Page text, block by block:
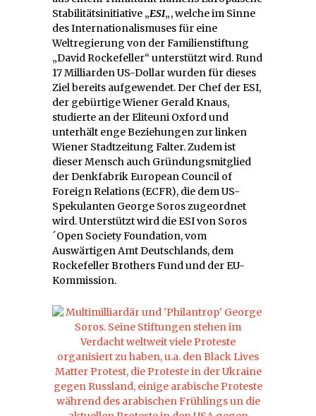
Stabilitätsinitiative „ESI„, welche im Sinne
des Internationalismuses für eine
Weltregierung von der Familienstiftung
„David Rockefeller“ unterstützt wird. Rund
17 Milliarden US-Dollar wurden für dieses
Ziel bereits aufgewendet. Der Chef der ESI,
der gebürtige Wiener Gerald Knaus,
studierte an der Eliteuni Oxford und
unterhält enge Beziehungen zur linken
Wiener Stadtzeitung Falter. Zudem ist
dieser Mensch auch Gründungsmitglied
der Denkfabrik European Council of
Foreign Relations (ECFR), die dem US-
Spekulanten George Soros zugeordnet
wird. Unterstützt wird die ESI von Soros
´Open Society Foundation, vom
Auswärtigen Amt Deutschlands, dem
Rockefeller Brothers Fund und der EU-
Kommission.